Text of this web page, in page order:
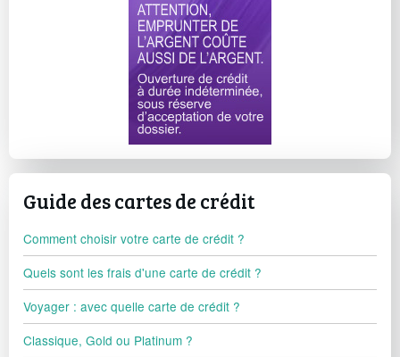
Guide des cartes de crédit
Comment choisir votre carte de crédit ?
Quels sont les frais d'une carte de crédit ?
Voyager : avec quelle carte de crédit ?
Classique, Gold ou Platinum ?